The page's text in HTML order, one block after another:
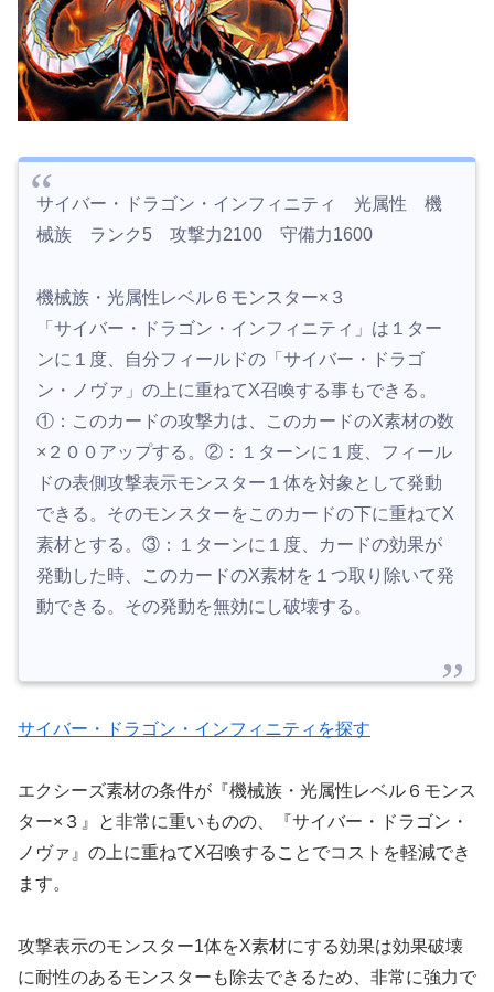
サイバー・ドラゴン・インフィニティ 光属性 機
械族 ランク5 攻撃力2100 守備力1600
機械族・光属性レベル６モンスター×３
「サイバー・ドラゴン・インフィニティ」は１ター
ンに１度、自分フィールドの「サイバー・ドラゴ
ン・ノヴァ」の上に重ねてX召喚する事もできる。
①：このカードの攻撃力は、このカードのX素材の数
×２００アップする。②：１ターンに１度、フィール
ドの表側攻撃表示モンスター１体を対象として発動
できる。そのモンスターをこのカードの下に重ねてX
素材とする。③：１ターンに１度、カードの効果が
発動した時、このカードのX素材を１つ取り除いて発
動できる。その発動を無効にし破壊する。
サイバー・ドラゴン・インフィニティを探す
エクシーズ素材の条件が『機械族・光属性レベル６モンス
ター×３』と非常に重いものの、『サイバー・ドラゴン・
ノヴァ』の上に重ねてX召喚することでコストを軽減でき
ます。
攻撃表示のモンスター1体をX素材にする効果は効果破壊
に耐性のあるモンスターも除去できるため、非常に強力で